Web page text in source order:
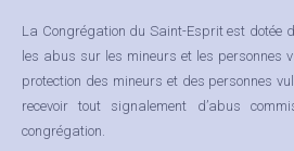
La Congrégation du Saint-Esprit est dotée
les abus sur les mineurs et les personnes
protection des mineurs et des personnes
recevoir tout signalement d’abus
congrégation.